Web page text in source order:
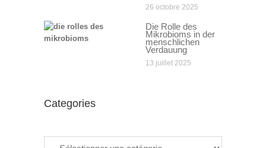
26 octobre 2025
Die Rolle des
Mikrobioms in der
menschlichen
Verdauung
13 juillet 2025
Categories